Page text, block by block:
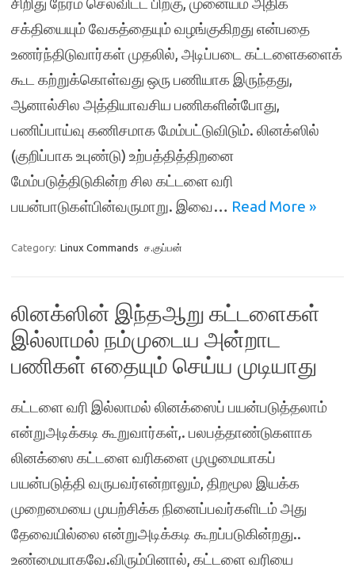
சக்தியையும் வேகத்தையும் வழங்குகிறது என்பதை
உணர்ந்திடுவார்கள் முதலில், அடிப்படை கட்டளைகளைக்
கூட கற்றுக்கொள்வது ஒரு பணியாக இருந்தது,
ஆனால்சில அத்தியாவசிய பணிகளின்போது,
பணிப்பாய்வு கணிசமாக மேம்பட்டுவிடும். லினக்ஸில்
(குறிப்பாக உபுண்டு) உற்பத்தித்திறனை
மேம்படுத்திடுகின்ற சில கட்டளை வரி
பயன்பாடுகள்பின்வருமாறு. இவை… Read More »
Category: Linux Commands ச.குப்பன்
லினக்ஸின் இந்தஆறு கட்டளைகள்
இல்லாமல் நம்முடைய அன்றாட
பணிகள் எதையும் செய்ய முடியாது
கட்டளை வரி இல்லாமல் லினக்ஸைப் பயன்படுத்தலாம்
என்றுஅடிக்கடி கூறுவார்கள்,. பலபத்தாண்டுகளாக
லினக்ஸை கட்டளை வரிகளை முழுமையாகப்
பயன்படுத்தி வருபவர்என்றாலும், திறமூல இயக்க
முறைமையை முயற்சிக்க நினைப்பவர்களிடம் அது
தேவையில்லை என்றுஅடிக்கடி கூறப்படுகின்றது..
உண்மையாகவே.விரும்பினால், கட்டளை வரியை